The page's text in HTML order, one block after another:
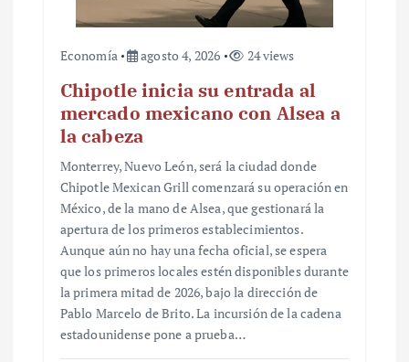
Economía agosto 4, 2026 24 views
Chipotle inicia su entrada al
mercado mexicano con Alsea a
la cabeza
Monterrey, Nuevo León, será la ciudad donde
Chipotle Mexican Grill comenzará su operación en
México, de la mano de Alsea, que gestionará la
apertura de los primeros establecimientos.
Aunque aún no hay una fecha oficial, se espera
que los primeros locales estén disponibles durante
la primera mitad de 2026, bajo la dirección de
Pablo Marcelo de Brito. La incursión de la cadena
estadounidense pone a prueba…